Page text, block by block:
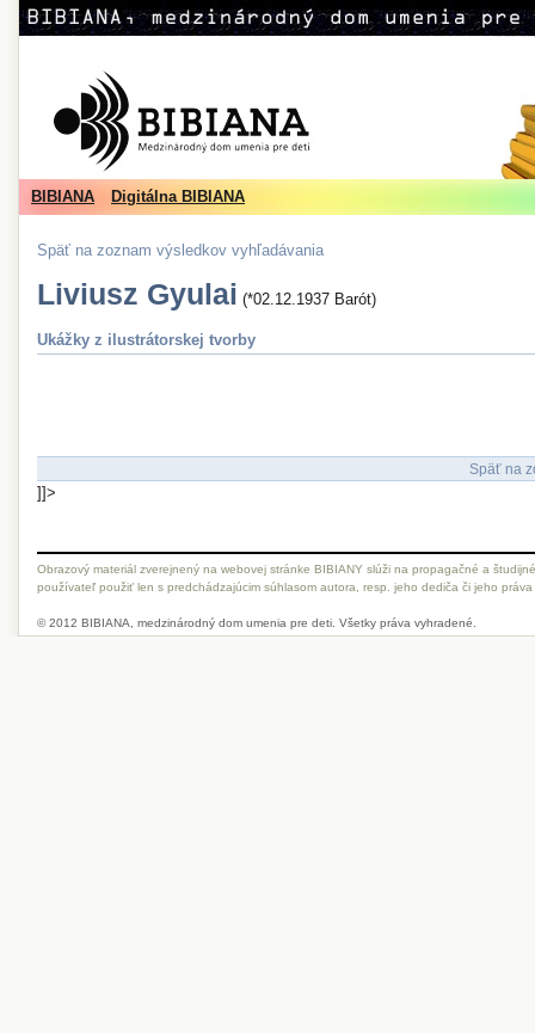
BIBIANA Digitálna BIBIANA
Späť na zoznam výsledkov vyhľadávania
Liviusz Gyulai (*02.12.1937 Barót)
Ukážky z ilustrátorskej tvorby
Späť na
]]>
Obrazový materiál zverejnený na webovej stránke BIBIANY slúži na propagačné a
používateľ použiť len s predchádzajúcim súhlasom autora, resp. jeho dediča či jeho
© 2012 BIBIANA, medzinárodný dom umenia pre deti. Všetky práva vyhradené.